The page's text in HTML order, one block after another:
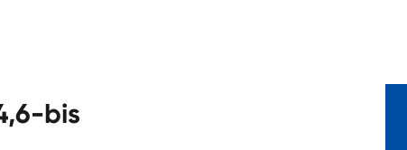
bis